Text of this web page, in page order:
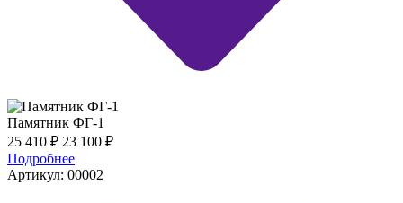
Памятник ФГ-1
25 410 ₽ 23 100 ₽
Подробнее
Артикул: 00002